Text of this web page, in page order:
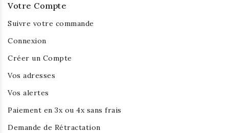
Votre Compte
Suivre votre commande
Connexion
Créer un Compte
Vos adresses
Vos alertes
Paiement en 3x ou 4x sans frais
Demande de Rétractation